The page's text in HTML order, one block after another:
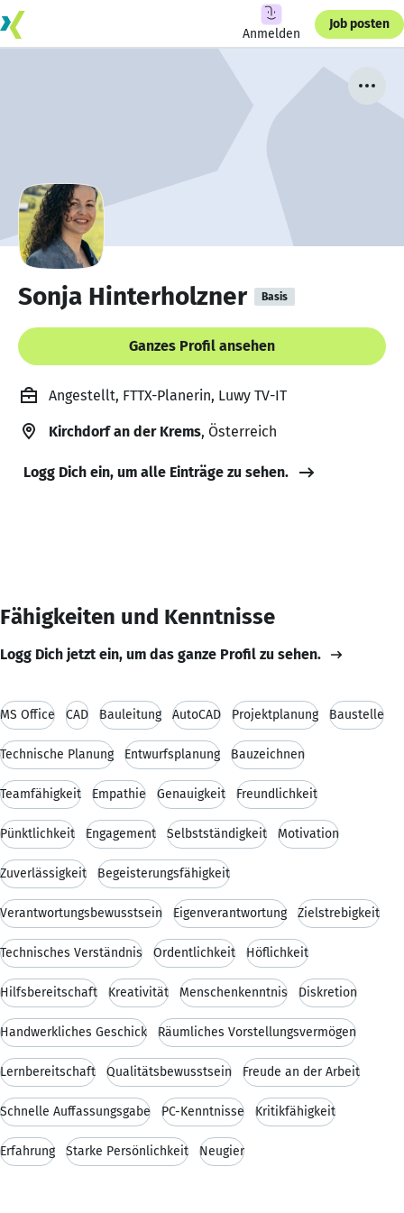
Anmelden
Job posten
Sonja Hinterholzner Basis
Ganzes Profil ansehen
Angestellt, FTTX-Planerin, Luwy TV-IT
Kirchdorf an der Krems, Österreich
Logg Dich ein, um alle Einträge zu sehen.
Fähigkeiten und Kenntnisse
Logg Dich jetzt ein, um das ganze Profil zu sehen.
MS Office CAD Bauleitung AutoCAD Projektplanung Baustelle
Technische Planung Entwurfsplanung Bauzeichnen
Teamfähigkeit Empathie Genauigkeit Freundlichkeit
Pünktlichkeit Engagement Selbstständigkeit Motivation
Zuverlässigkeit Begeisterungsfähigkeit
Verantwortungsbewusstsein Eigenverantwortung Zielstrebigkeit
Technisches Verständnis Ordentlichkeit Höflichkeit
Hilfsbereitschaft Kreativität Menschenkenntnis Diskretion
Handwerkliches Geschick Räumliches Vorstellungsvermögen
Lernbereitschaft Qualitätsbewusstsein Freude an der Arbeit
Schnelle Auffassungsgabe PC-Kenntnisse Kritikfähigkeit
Erfahrung Starke Persönlichkeit Neugier